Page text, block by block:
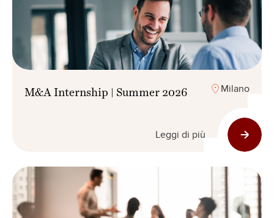
M&A Internship | Summer 2026 Milano
Leggi di più